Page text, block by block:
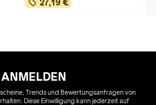
27,19 €
Trends und Bewertungsanfragen von
Diese Einwilligung kann jederzeit auf